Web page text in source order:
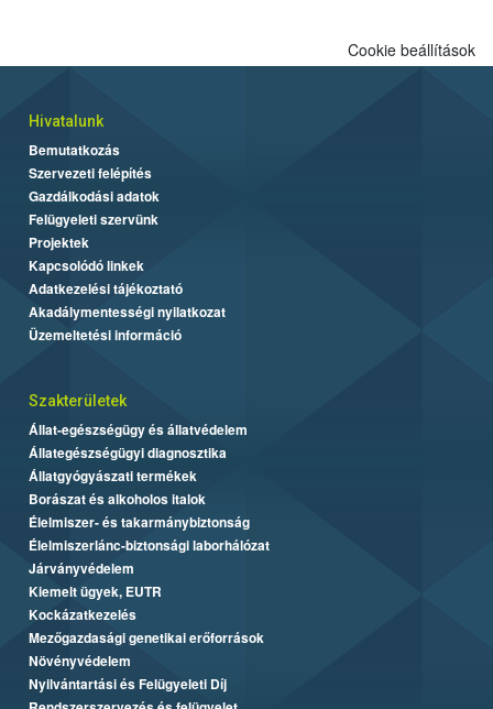
Cookie beállítások
Hivatalunk
Bemutatkozás
Szervezeti felépítés
Gazdálkodási adatok
Felügyeleti szervünk
Projektek
Kapcsolódó linkek
Adatkezelési tájékoztató
Akadálymentességi nyilatkozat
Üzemeltetési információ
Szakterületek
Állat-egészségügy és állatvédelem
Állategészségügyi diagnosztika
Állatgyógyászati termékek
Borászat és alkoholos italok
Élelmiszer- és takarmánybiztonság
Élelmiszerlánc-biztonsági laborhálózat
Járványvédelem
Kiemelt ügyek, EUTR
Kockázatkezelés
Mezőgazdasági genetikai erőforrások
Növényvédelem
Nyilvántartási és Felügyeleti Díj